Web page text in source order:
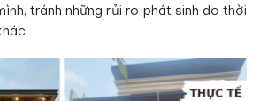
tránh những rủi ro phát sinh do thời